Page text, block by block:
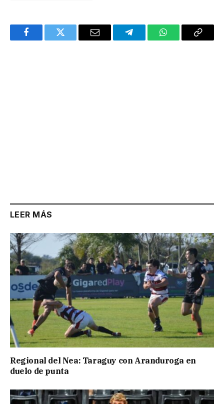
FacebookTwitter Email TelegramWhatsAppCopy
LEER MÁS
Regional del Nea: Taraguy con Aranduroga en
duelo de punta